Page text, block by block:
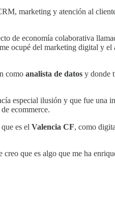
marketing y atención al
de economía colaborativa
ocupé del marketing digital y el
como analista de datos y donde
especial ilusión y que fue una
ecommerce.
es el Valencia CF, como
que es algo que me ha